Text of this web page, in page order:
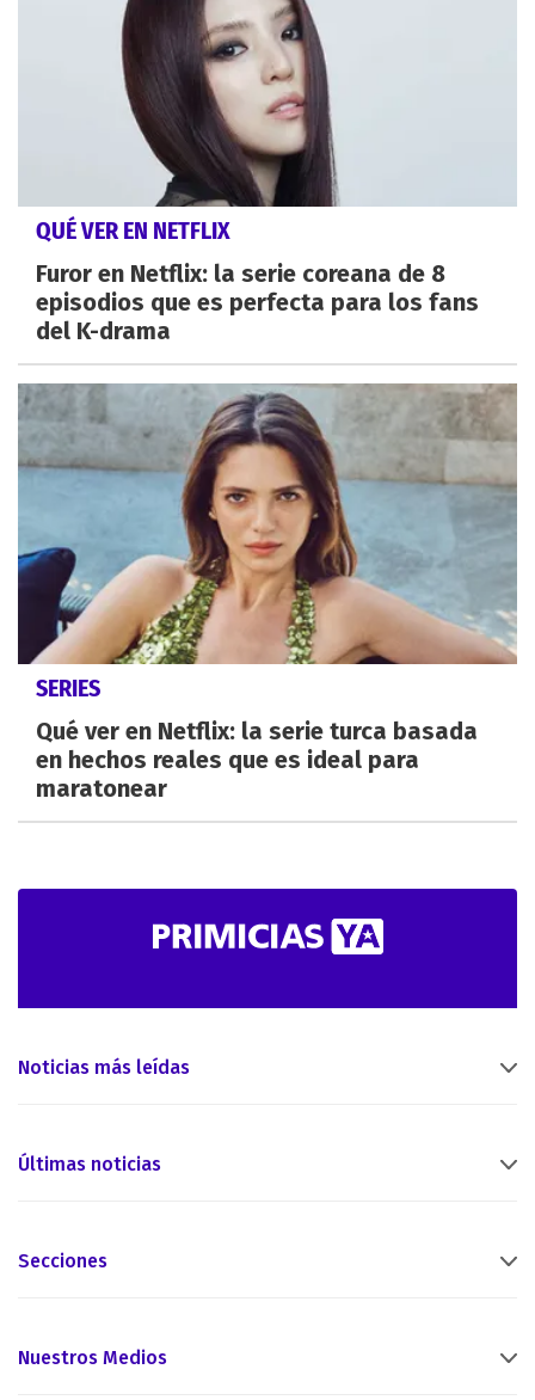
QUÉ VER EN NETFLIX
Furor en Netflix: la serie coreana de 8
episodios que es perfecta para los fans
del K-drama
SERIES
Qué ver en Netflix: la serie turca basada
en hechos reales que es ideal para
maratonear
Noticias más leídas
Últimas noticias
Secciones
Nuestros Medios